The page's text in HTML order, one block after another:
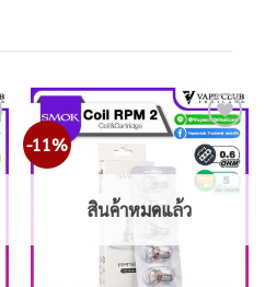
-11%
Add
to
wishlist
สินค้าหมดแล้ว